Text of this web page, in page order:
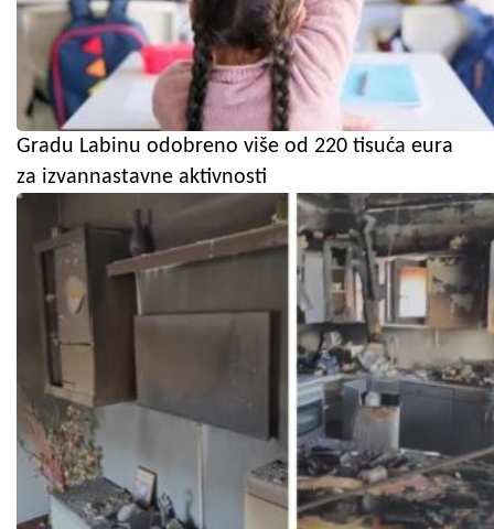
Gradu Labinu odobreno više od 220 tisuća eura
za izvannastavne aktivnosti